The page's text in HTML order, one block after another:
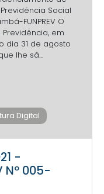
Social
FUNPREV O
em
dia 31 de agosto
lhe sã...
Digital
-
Nº 005-